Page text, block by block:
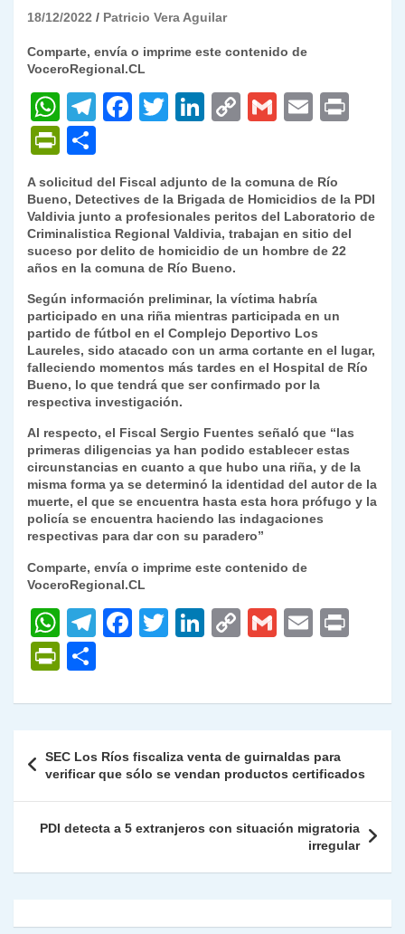
18/12/2022 Patricio Vera Aguilar
Comparte, envía o imprime este contenido de
VoceroRegional.CL
W
h
at
s
A
p
p
T
gr
a
m
F
e
b
o
o
k
T
er
Li
e
dI
n
C
y
Li
n
G
l
E
l
P
ri
nt
Fr
ie
n
dl
y
o
m
p
ar
A solicitud del Fiscal adjunto de la comuna de Río
Bueno, Detectives de la Brigada de Homicidios de la PDI
Valdivia junto a profesionales peritos del Laboratorio de
Criminalistica Regional Valdivia, trabajan en sitio del
suceso por delito de homicidio de un hombre de 22
años en la comuna de Río Bueno.
Según información preliminar, la víctima habría
participado en una riña mientras participada en un
partido de fútbol en el Complejo Deportivo Los
Laureles, sido atacado con un arma cortante en el lugar,
falleciendo momentos más tardes en el Hospital de Río
Bueno, lo que tendrá que ser confirmado por la
respectiva investigación.
Al respecto, el Fiscal Sergio Fuentes señaló que “las
primeras diligencias ya han podido establecer estas
circunstancias en cuanto a que hubo una riña, y de la
misma forma ya se determinó la identidad del autor de la
muerte, el que se encuentra hasta esta hora prófugo y la
policía se encuentra haciendo las indagaciones
respectivas para dar con su paradero”
Comparte, envía o imprime este contenido de
VoceroRegional.CL
W
h
at
s
p
p
T
gr
m
F
e
o
o
k
T
er
Li
e
n
C
y
n
k
G
l
E
l
P
nt
Fr
ie
n
dl
m
p
ar
tir
de
entradas
SEC Los Ríos fiscaliza venta de guirnaldas para
verificar que sólo se vendan productos certificados
PDI detecta a 5 extranjeros con situación migratoria
irregular